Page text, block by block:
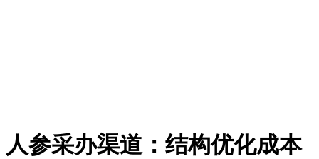
人参采办渠道：结构优化成本